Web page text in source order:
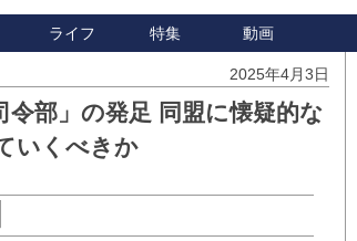
ライフ 特集 動画
2025年4月3日
令部」の発足 同盟に懐疑的な
いくべきか